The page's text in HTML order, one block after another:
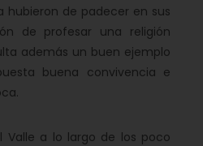
hubieron de padecer en sus
de profesar una religión
además un buen ejemplo
buena convivencia e
Valle a lo largo de los poco